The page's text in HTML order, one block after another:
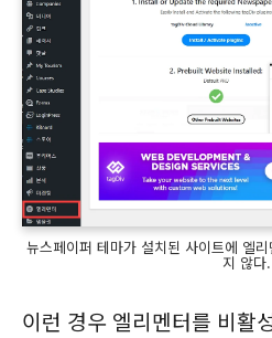
뉴스페이퍼 테마가 설치된 사이트에 엘
지 않다.
이런 경우 엘리멘터를 비활